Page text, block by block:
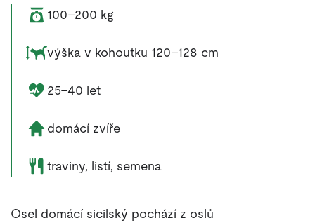
Váha zvířete:
100–200 kg
Rozměry zvířete:
výška v kohoutku 120–128 cm
Délka života zvířete:
25–40 let
Životní prostředí zvířete:
domácí zvíře
Potrava zvířete:
traviny, listí, semena
Osel domácí sicilský pochází z oslů